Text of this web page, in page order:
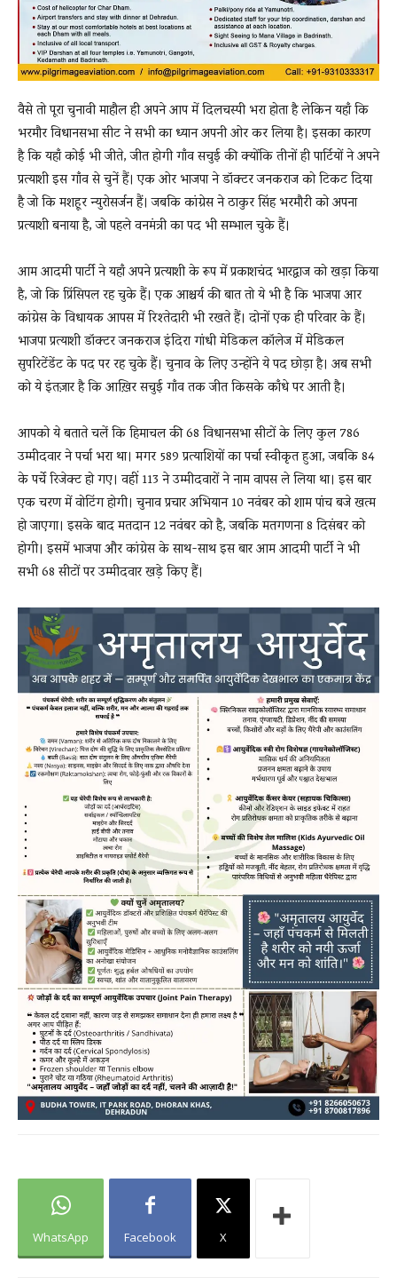
वैसे तो पूरा चुनावी माहौल ही अपने आप में दिलचस्पी भरा होता है लेकिन यहाँ कि
भरमौर विधानसभा सीट ने सभी का ध्यान अपनी ओर कर लिया है। इसका कारण
है कि यहाँ कोई भी जीते, जीत होगी गाँव सचुई की क्योंकि तीनों ही पार्टियों ने अपने
प्रत्याशी इस गाँव से चुनें हैं। एक ओर भाजपा ने डॉक्टर जनकराज को टिकट दिया
है जो कि मशहूर न्युरोसर्जन हैं। जबकि कांग्रेस ने ठाकुर सिंह भरमौरी को अपना
प्रत्याशी बनाया है, जो पहले वनमंत्री का पद भी सम्भाल चुके हैं।
आम आदमी पार्टी ने यहाँ अपने प्रत्याशी के रूप में प्रकाशचंद भारद्वाज को खड़ा किया
है, जो कि प्रिंसिपल रह चुके हैं। एक आश्चर्य की बात तो ये भी है कि भाजपा आर
कांग्रेस के विधायक आपस में रिश्तेदारी भी रखते हैं। दोनों एक ही परिवार के हैं।
भाजपा प्रत्याशी डॉक्टर जनकराज इंदिरा गांधी मेडिकल कॉलेज में मेडिकल
सुपरिटेंडेंट के पद पर रह चुके हैं। चुनाव के लिए उन्होंने ये पद छोड़ा है। अब सभी
को ये इंतज़ार है कि आख़िर सचुई गाँव तक जीत किसके काँधे पर आती है।
आपको ये बताते चलें कि हिमाचल की 68 विधानसभा सीटों के लिए कुल 786
उम्मीदवार ने पर्चा भरा था। मगर 589 प्रत्याशियों का पर्चा स्वीकृत हुआ, जबकि 84
के पर्चे रिजेक्ट हो गए। वहीं 113 ने उम्मीदवारों ने नाम वापस ले लिया था। इस बार
एक चरण में वोटिंग होगी। चुनाव प्रचार अभियान 10 नवंबर को शाम पांच बजे खत्म
हो जाएगा। इसके बाद मतदान 12 नवंबर को है, जबकि मतगणना 8 दिसंबर को
होगी। इसमें भाजपा और कांग्रेस के साथ-साथ इस बार आम आदमी पार्टी ने भी
सभी 68 सीटों पर उम्मीदवार खड़े किए हैं।
WhatsApp Facebook X